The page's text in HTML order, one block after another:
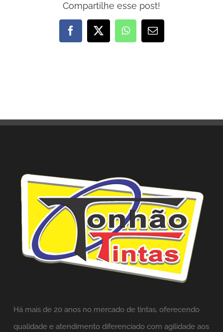
Compartilhe esse post!
Facebook
X WhatsApp
E-
mail
Há mais de 20 anos no mercado de tintas, oferecendo
qualidade e atendimento diferenciado com agilidade aos